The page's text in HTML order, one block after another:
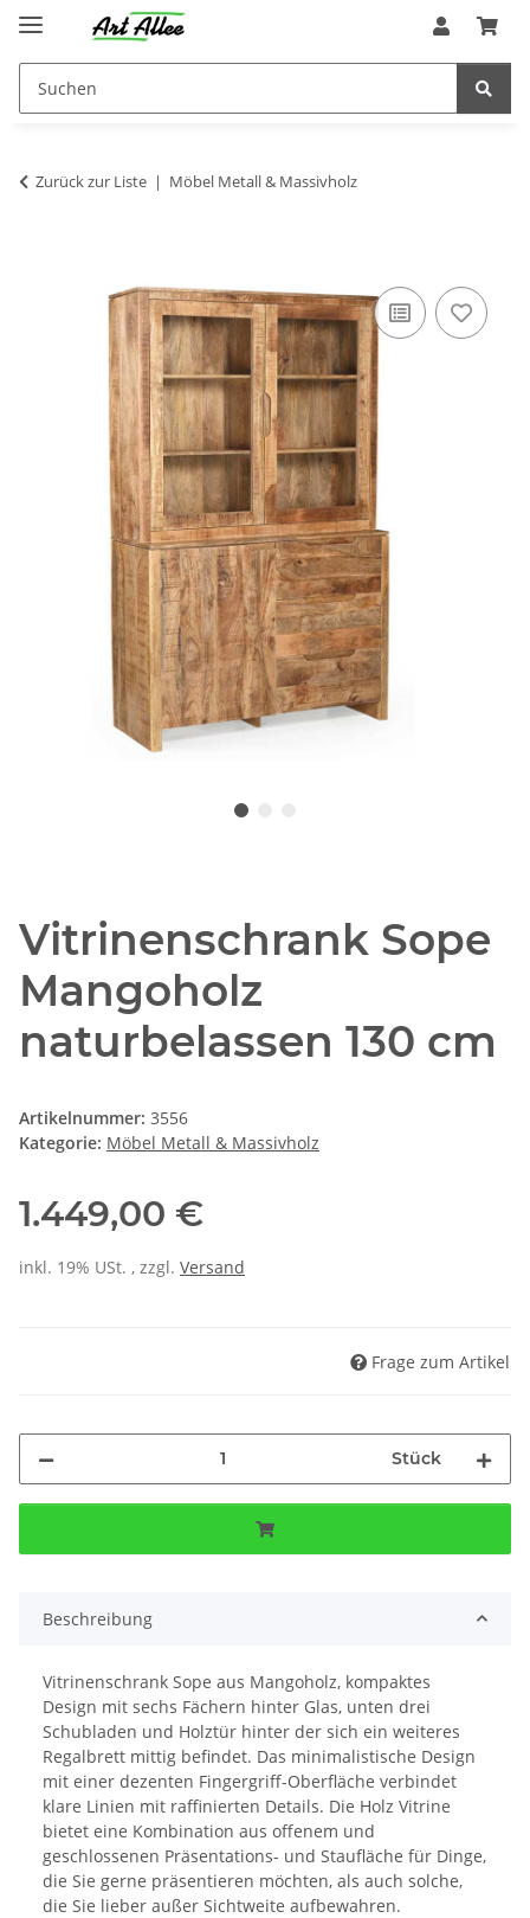
Zurück zur Liste Möbel Metall & Massivholz
Vitrinenschrank Sope
Mangoholz
naturbelassen 130 cm
Artikelnummer: 3556
Kategorie: Möbel Metall & Massivholz
1.449,00 €
inkl. 19% USt. , zzgl. Versand
Frage zum Artikel
Stück
Beschreibung
Vitrinenschrank Sope aus Mangoholz, kompaktes
Design mit sechs Fächern hinter Glas, unten drei
Schubladen und Holztür hinter der sich ein weiteres
Regalbrett mittig befindet. Das minimalistische Design
mit einer dezenten Fingergriff-Oberfläche verbindet
klare Linien mit raffinierten Details. Die Holz Vitrine
bietet eine Kombination aus offenem und
geschlossenen Präsentations- und Staufläche für Dinge,
die Sie gerne präsentieren möchten, als auch solche,
die Sie lieber außer Sichtweite aufbewahren.